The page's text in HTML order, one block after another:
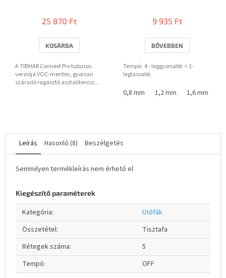
25 870 Ft
KOSÁRBA
A TIBHAR Connext Pro tubusos
verziója VOC-mentes, gyorsan
száradó ragasztó asztalitenisz...
9 935 Ft
BŐVEBBEN
Tempó: 4 - leggyorsabb > 1-
leglassabb
0,8 mm 1,2 mm 1,6 mm
Leírás Hasonló (8) Beszélgetés
Semmilyen termékleírás nem érhető el
Kiegészítő paraméterek
Kategória:
Ütőfák
Összetétel:
Tisztafa
Rétegek száma:
5
Tempó: OFF